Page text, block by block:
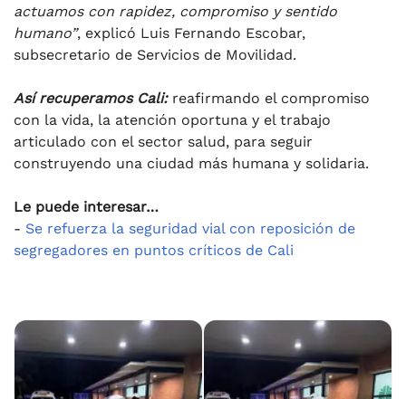
actuamos con rapidez, compromiso y sentido
humano”, explicó Luis Fernando Escobar,
subsecretario de Servicios de Movilidad.
Así recuperamos Cali:reafirmando el compromiso
con la vida, la atención oportuna y el trabajo
articulado con el sector salud, para seguir
construyendo una ciudad más humana y solidaria.
Le puede interesar…
- Se refuerza la seguridad vial con reposición de
segregadores en puntos críticos de Cali